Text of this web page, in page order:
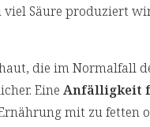
Säure produziert
die im Normalfall
Eine Anfälligkeit
mit zu